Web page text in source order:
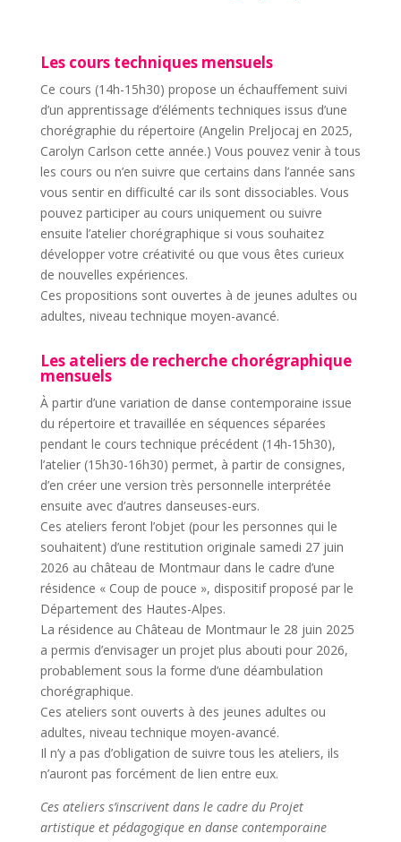
Les cours techniques mensuels
Ce cours (14h-15h30) propose un échauffement suivi
d’un apprentissage d’éléments techniques issus d’une
chorégraphie du répertoire (Angelin Preljocaj en 2025,
Carolyn Carlson cette année.) Vous pouvez venir à tous
les cours ou n’en suivre que certains dans l’année sans
vous sentir en difficulté car ils sont dissociables. Vous
pouvez participer au cours uniquement ou suivre
ensuite l’atelier chorégraphique si vous souhaitez
développer votre créativité ou que vous êtes curieux
de nouvelles expériences.
Ces propositions sont ouvertes à de jeunes adultes ou
adultes, niveau technique moyen-avancé.
Les ateliers de recherche chorégraphique
mensuels
À partir d’une variation de danse contemporaine issue
du répertoire et travaillée en séquences séparées
pendant le cours technique précédent (14h-15h30),
l’atelier (15h30-16h30) permet, à partir de consignes,
d’en créer une version très personnelle interprétée
ensuite avec d’autres danseuses-eurs.
Ces ateliers feront l’objet (pour les personnes qui le
souhaitent) d’une restitution originale samedi 27 juin
2026 au château de Montmaur dans le cadre d’une
résidence « Coup de pouce », dispositif proposé par le
Département des Hautes-Alpes.
La résidence au Château de Montmaur le 28 juin 2025
a permis d’envisager un projet plus abouti pour 2026,
probablement sous la forme d’une déambulation
chorégraphique.
Ces ateliers sont ouverts à des jeunes adultes ou
adultes, niveau technique moyen-avancé.
Il n’y a pas d’obligation de suivre tous les ateliers, ils
n’auront pas forcément de lien entre eux.
Ces ateliers s’inscrivent dans le cadre du Projet
artistique et pédagogique en danse contemporaine